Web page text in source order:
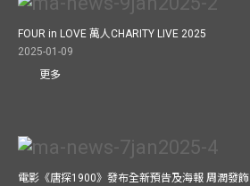
FOUR in LOVE 萬人CHARITY LIVE 2025
2025-01-09
更多
電影《唐探1900》發布全新預告及海報 周潤發飾